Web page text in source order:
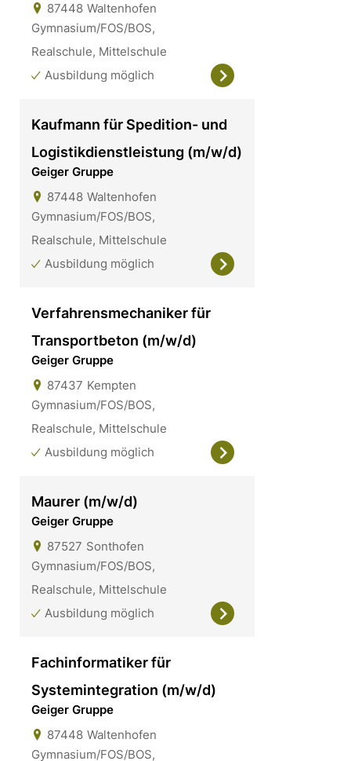
87448 Waltenhofen
Gymnasium/FOS/BOS,
Realschule, Mittelschule
Ausbildung möglich
Kaufmann für Spedition- und
Logistikdienstleistung (m/w/d)
Geiger Gruppe
87448 Waltenhofen
Gymnasium/FOS/BOS,
Realschule, Mittelschule
Ausbildung möglich
Verfahrensmechaniker für
Transportbeton (m/w/d)
Geiger Gruppe
87437 Kempten
Gymnasium/FOS/BOS,
Realschule, Mittelschule
Ausbildung möglich
Maurer (m/w/d)
Geiger Gruppe
87527 Sonthofen
Gymnasium/FOS/BOS,
Realschule, Mittelschule
Ausbildung möglich
Fachinformatiker für
Systemintegration (m/w/d)
Geiger Gruppe
87448 Waltenhofen
Gymnasium/FOS/BOS,